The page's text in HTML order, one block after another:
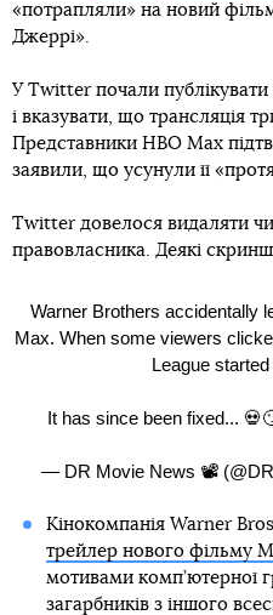
«потрапляли» на новий
Джеррі».
У Twitter почали
і вказувати, що трансляція
Представники HBO Max
заявили, що усунули її
Twitter довелося видаляти
правовласника. Деякі
Warner Brothers accidentally
Max. When some viewers
League
It has since been fixed...
— DR Movie News 📽
Кінокомпанія Warner
трейлер нового фільму
мотивами комп’ютерної
загарбників з іншого